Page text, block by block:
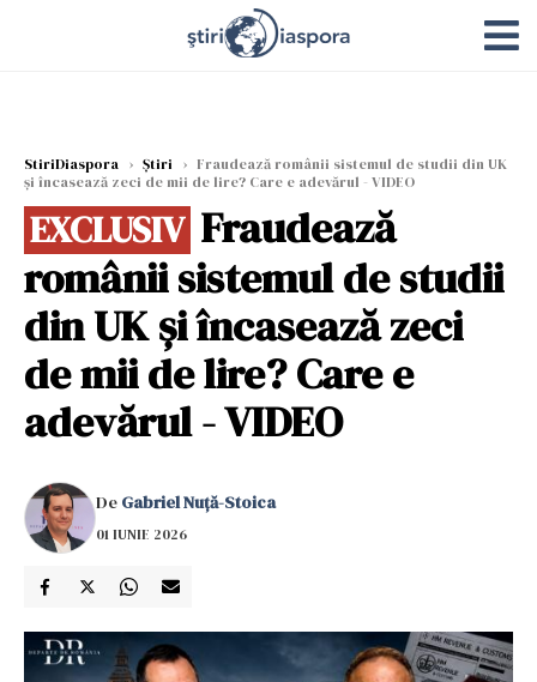
StiriDiaspora › Știri › Fraudează românii sistemul de studii din UK
și încasează zeci de mii de lire? Care e adevărul - VIDEO
EXCLUSIV Fraudează
românii sistemul de studii
din UK și încasează zeci
de mii de lire? Care e
adevărul - VIDEO
De Gabriel Nuță-Stoica
01 IUNIE 2026